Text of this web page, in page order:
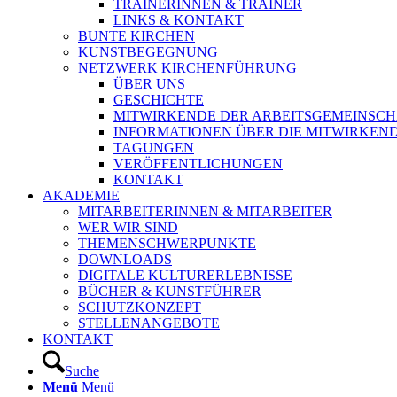
TRAINERINNEN & TRAINER
LINKS & KONTAKT
BUNTE KIRCHEN
KUNSTBEGEGNUNG
NETZWERK KIRCHENFÜHRUNG
ÜBER UNS
GESCHICHTE
MITWIRKENDE DER
INFORMATIONEN ÜBER DIE
TAGUNGEN
VERÖFFENTLICHUNGEN
KONTAKT
AKADEMIE
MITARBEITERINNEN & MITARBEITER
WER WIR SIND
THEMENSCHWERPUNKTE
DOWNLOADS
DIGITALE KULTURERLEBNISSE
BÜCHER & KUNSTFÜHRER
SCHUTZKONZEPT
STELLENANGEBOTE
KONTAKT
Suche
Menü Menü